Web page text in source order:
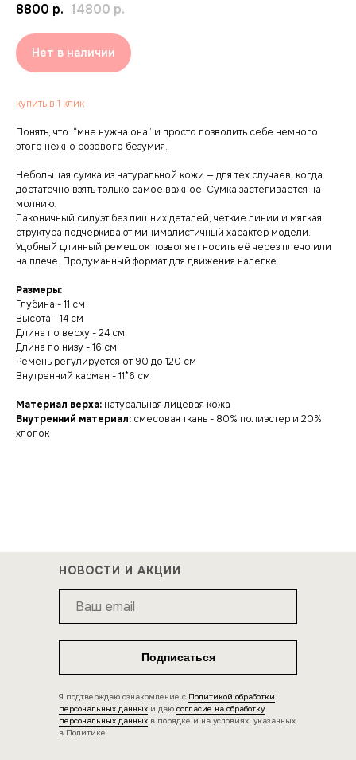
8800 р. 14800р.
Нет в наличии
купить в 1 клик
Понять, что: “мне нужна она” и просто позволить себе немного
этого нежно розового безумия.
Небольшая сумка из натуральной кожи — для тех случаев, когда
достаточно взять только самое важное. Сумка застегивается на
молнию.
Лаконичный силуэт без лишних деталей, четкие линии и мягкая
структура подчеркивают минималистичный характер модели.
Удобный длинный ремешок позволяет носить её через плечо или
на плече. Продуманный формат для движения налегке.
Размеры:
Глубина - 11 см
Высота - 14 см
Длина по верху - 24 см
Длина по низу - 16 см
Ремень регулируется от 90 до 120 см
Внутренний карман - 11*6 см
Материал верха: натуральная лицевая кожа
Внутренний материал: смесовая ткань - 80% полиэстер и 20%
хлопок
Подписаться
Я подтверждаю ознакомление с Политикой обработки
персональных данных и даю согласие на обработку
персональных данных в порядке и на условиях, указанных
в Политике
НОВОСТИ И АКЦИИ